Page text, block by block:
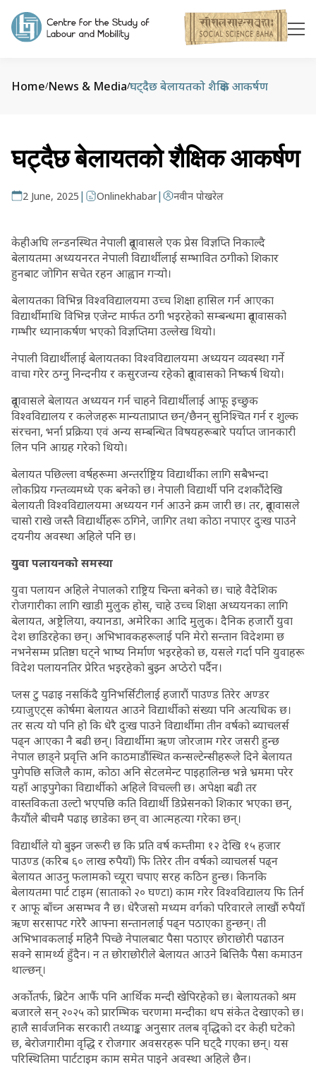
Home/News & Media/घट्दैछ बेलायतको शैक्षिक आकर्षण
घट्दैछ बेलायतको शैक्षिक आकर्षण
2 June, 2025 | Onlinekhabar| नवीन पोखरेल
केहीअघि लन्डनस्थित नेपाली दूतावासले एक प्रेस विज्ञप्ति निकाल्दै
बेलायतमा अध्ययनरत नेपाली विद्यार्थीलाई सम्भावित ठगीको शिकार
हुनबाट जोगिन सचेत रहन आह्वान गर्‍यो।
बेलायतका विभिन्न विश्वविद्यालयमा उच्च शिक्षा हासिल गर्न आएका
विद्यार्थीमाथि विभिन्न एजेन्ट मार्फत ठगी भइरहेको सम्बन्धमा दूतावासको
गम्भीर ध्यानाकर्षण भएको विज्ञप्तिमा उल्लेख थियो।
नेपाली विद्यार्थीलाई बेलायतका विश्वविद्यालयमा अध्ययन व्यवस्था गर्ने
वाचा गरेर ठग्नु निन्दनीय र कसुरजन्य रहेको दूतावासको निष्कर्ष थियो।
दूतावासले बेलायत अध्ययन गर्न चाहने विद्यार्थीलाई आफू इच्छुक
विश्वविद्यालय र कलेजहरू मान्यताप्राप्त छन्/छैनन् सुनिश्चित गर्न र शुल्क
संरचना, भर्ना प्रक्रिया एवं अन्य सम्बन्धित विषयहरूबारे पर्याप्त जानकारी
लिन पनि आग्रह गरेको थियो।
बेलायत पछिल्ला वर्षहरूमा अन्तर्राष्ट्रिय विद्यार्थीका लागि सबैभन्दा
लोकप्रिय गन्तव्यमध्ये एक बनेको छ। नेपाली विद्यार्थी पनि दशकौंदेखि
बेलायती विश्वविद्यालयमा अध्ययन गर्न आउने क्रम जारी छ। तर, दूतावासले
चासो राखे जस्तै विद्यार्थीहरू ठगिने, जागिर तथा कोठा नपाएर दुःख पाउने
दयनीय अवस्था अहिले पनि छ।
युवा पलायनको समस्या
युवा पलायन अहिले नेपालको राष्ट्रिय चिन्ता बनेको छ। चाहे वैदेशिक
रोजगारीका लागि खाडी मुलुक होस्, चाहे उच्च शिक्षा अध्ययनका लागि
बेलायत, अष्ट्रेलिया, क्यानडा, अमेरिका आदि मुलुक। दैनिक हजारौं युवा
देश छाडिरहेका छन्। अभिभावकहरूलाई पनि मेरो सन्तान विदेशमा छ
नभनेसम्म प्रतिष्ठा घट्ने भाष्य निर्माण भइरहेको छ, यसले गर्दा पनि युवाहरू
विदेश पलायनतिर प्रेरित भइरहेको बुझ्न अप्ठेरो पर्दैन।
प्लस टु पढाइ नसकिंदै युनिभर्सिटीलाई हजारौं पाउण्ड तिरेर अण्डर
ग्र्याजुएट्स कोर्षमा बेलायत आउने विद्यार्थीको संख्या पनि अत्यधिक छ।
तर सत्य यो पनि हो कि धेरै दुःख पाउने विद्यार्थीमा तीन वर्षको ब्याचलर्स
पढ्न आएका नै बढी छन्। विद्यार्थीमा ऋण जोरजाम गरेर जसरी हुन्छ
नेपाल छाड्ने प्रवृत्ति अनि काठमाडौंस्थित कन्सल्टेन्सीहरूले दिने बेलायत
पुगेपछि सजिलै काम, कोठा अनि सेटलमेन्ट पाइहालिन्छ भन्ने भ्रममा परेर
यहाँ आइपुगेका विद्यार्थीको अहिले विचल्ली छ। अपेक्षा बढी तर
वास्तविकता उल्टो भएपछि कति विद्यार्थी डिप्रेसनको शिकार भएका छन्,
कैयौंले बीचमै पढाइ छाडेका छन् वा आत्महत्या गरेका छन्।
विद्यार्थीले यो बुझ्न जरूरी छ कि प्रति वर्ष कम्तीमा १२ देखि १५ हजार
पाउण्ड (करिब ६० लाख रुपैयाँ) फि तिरेर तीन वर्षको व्याचलर्स पढ्न
बेलायत आउनु फलामको च्यूरा चपाए सरह कठिन हुन्छ। किनकि
बेलायतमा पार्ट टाइम (साताको २० घण्टा) काम गरेर विश्वविद्यालय फि तिर्न
र आफू बाँच्न असम्भव नै छ। धेरैजसो मध्यम वर्गको परिवारले लाखौं रुपैयाँ
ऋण सरसापट गरेरै आफ्ना सन्तानलाई पढ्न पठाएका हुन्छन्। ती
अभिभावकलाई महिनै पिच्छे नेपालबाट पैसा पठाएर छोराछोरी पढाउन
सक्ने सामर्थ्य हुँदैन। न त छोराछोरीले बेलायत आउने बित्तिकै पैसा कमाउन
थाल्छन्।
अर्कोतर्फ, ब्रिटेन आफैं पनि आर्थिक मन्दी खेपिरहेको छ। बेलायतको श्रम
बजारले सन् २०२५ को प्रारम्भिक चरणमा मन्दीका थप संकेत देखाएको छ।
हालै सार्वजनिक सरकारी तथ्याङ्क अनुसार तलब वृद्धिको दर केही घटेको
छ, बेरोजगारीमा वृद्धि र रोजगार अवसरहरू पनि घट्दै गएका छन्। यस
परिस्थितिमा पार्टटाइम काम समेत पाइने अवस्था अहिले छैन।